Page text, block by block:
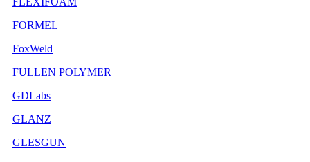
FORMEL
FoxWeld
FULLEN POLYMER
GDLabs
GLANZ
GLESGUN